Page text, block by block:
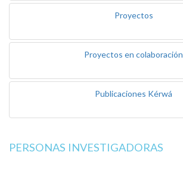
Proyectos
Proyectos en colaboración
Publicaciones Kérwá
PERSONAS INVESTIGADORAS